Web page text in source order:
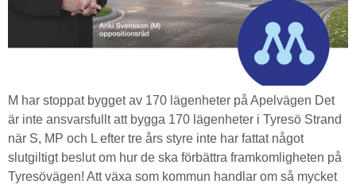
M har stoppat bygget av 170 lägenheter på Apelvägen Det
är inte ansvarsfullt att bygga 170 lägenheter i Tyresö Strand
när S, MP och L efter tre års styre inte har fattat något
slutgiltigt beslut om hur de ska förbättra framkomligheten på
Tyresövägen! Att växa som kommun handlar om så mycket